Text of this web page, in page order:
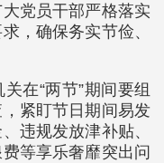
党员干部严格落实
，确保务实节俭、
在“两节”期间要组
紧盯节日期间易发
违规发放津补贴、
等享乐奢靡突出问